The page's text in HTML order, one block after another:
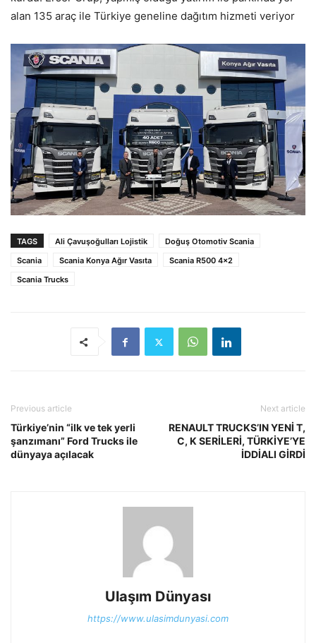
alan 135 araç ile Türkiye geneline dağıtım hizmeti veriyor
TAGS Ali Çavuşoğulları Lojistik
Doğuş Otomotiv Scania
Scania
Scania Konya Ağır Vasıta
Scania R500 4x2
Scania Trucks
Previous article
Türkiye’nin “ilk ve tek yerli
şanzımanı” Ford Trucks ile
dünyaya açılacak
Next article
RENAULT TRUCKS’IN YENİ T,
C, K SERİLERİ, TÜRKİYE’YE
İDDİALI GİRDİ
Ulaşım Dünyası
https://www.ulasimdunyasi.com